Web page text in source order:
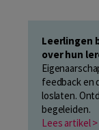
Leerlingen
over hun
feedback en
loslaten.
begeleiden.
Lees artikel >